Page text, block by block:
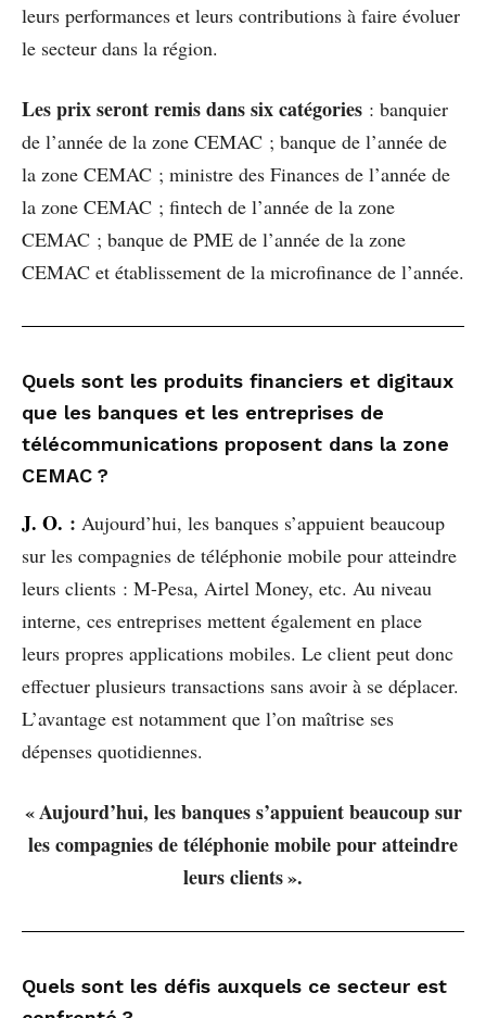
leurs performances et leurs contributions à faire évoluer
le secteur dans la région.
Les prix seront remis dans six catégories : banquier
de l’année de la zone CEMAC ; banque de l’année de
la zone CEMAC ; ministre des Finances de l’année de
la zone CEMAC ; fintech de l’année de la zone
CEMAC ; banque de PME de l’année de la zone
CEMAC et établissement de la microfinance de l’année.
Quels sont les produits financiers et digitaux
que les banques et les entreprises de
télécommunications proposent dans la zone
CEMAC ?
J. O. : Aujourd’hui, les banques s’appuient beaucoup
sur les compagnies de téléphonie mobile pour atteindre
leurs clients : M-Pesa, Airtel Money, etc. Au niveau
interne, ces entreprises mettent également en place
leurs propres applications mobiles. Le client peut donc
effectuer plusieurs transactions sans avoir à se déplacer.
L’avantage est notamment que l’on maîtrise ses
dépenses quotidiennes.
« Aujourd’hui, les banques s’appuient beaucoup sur
les compagnies de téléphonie mobile pour atteindre
leurs clients ».
Quels sont les défis auxquels ce secteur est